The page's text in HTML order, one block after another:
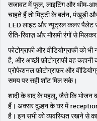
सजावट में फूल, लाइटिंग और थीम-
चाहते हैं तो मिट्टी के बर्तन, पंखुड़ी
LED लाइट और न्यूट्रल कलर पैलेट
रीति‑रिवाज़ और मौसमी रंगों से
फोटोग्राफी और वीडियोग्राफी को
है, और अच्छी फ़ोटोग्राफी वह कहानी
प्रोफेशनल फ़ोटोग्राफ़र और
समय पर सही शॉट मिल सके।
शादी के बाद के पहलू, जैसे कि भोजन
हैं। अक्सर दुल्हन के घर में reception
है। इन सभी को व्यवस्थित रखने से